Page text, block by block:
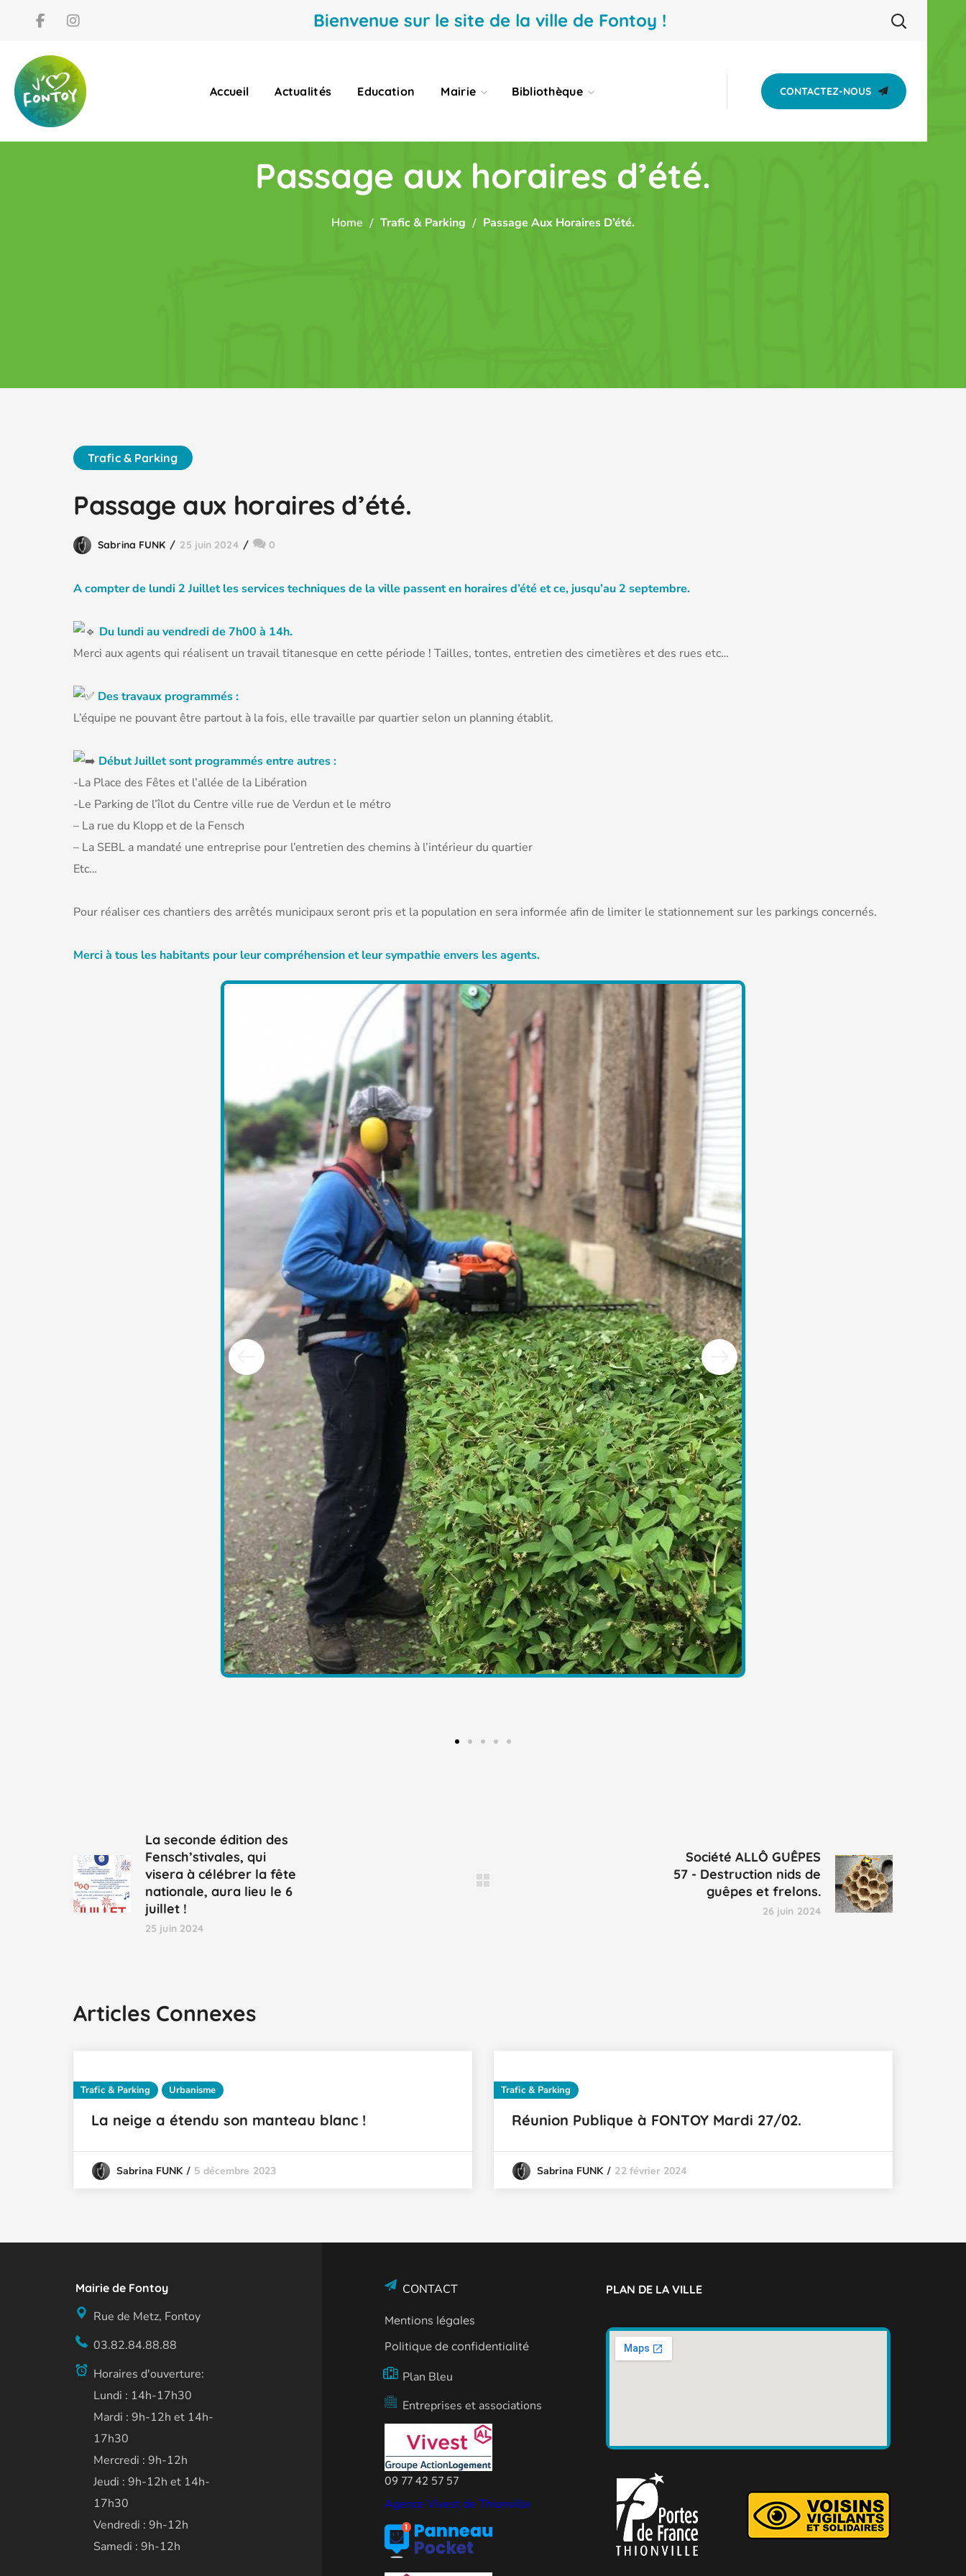
Bienvenue sur le site de la ville de Fontoy !
Accueil Actualités Education Mairie Bibliothèque CONTACTEZ-NOUS
Passage aux horaires d’été.
Home Trafic & Parking Passage Aux Horaires D’été.
Trafic & Parking
Passage aux horaires d’été.
Sabrina FUNK 25 juin 2024 0
A compter de lundi 2 Juillet les services techniques de la ville passent en horaires d’été et ce, jusqu’au 2 septembre.
Du lundi au vendredi de 7h00 à 14h.
Merci aux agents qui réalisent un travail titanesque en cette période ! Tailles, tontes, entretien des cimetières et des rues etc…
Des travaux programmés :
L’équipe ne pouvant être partout à la fois, elle travaille par quartier selon un planning établit.
Début Juillet sont programmés entre autres :
-La Place des Fêtes et l’allée de la Libération
-Le Parking de l’îlot du Centre ville rue de Verdun et le métro
– La rue du Klopp et de la Fensch
– La SEBL a mandaté une entreprise pour l’entretien des chemins à l’intérieur du quartier
Etc…
Pour réaliser ces chantiers des arrêtés municipaux seront pris et la population en sera informée afin de limiter le stationnement sur les parkings concernés.
Merci à tous les habitants pour leur compréhension et leur sympathie envers les agents.
La seconde édition des
Fensch’stivales, qui
visera à célébrer la fête
nationale, aura lieu le 6
juillet !
25 juin 2024
Société ALLÔ GUÊPES
57 - Destruction nids de
guêpes et frelons.
26 juin 2024
Articles Connexes
Trafic & Parking Urbanisme
La neige a étendu son manteau blanc !
Sabrina FUNK 5 décembre 2023
Trafic & Parking
Réunion Publique à FONTOY Mardi 27/02.
Sabrina FUNK 22 février 2024
Mairie de Fontoy
Rue de Metz, Fontoy
03.82.84.88.88
Horaires d'ouverture:
Lundi : 14h-17h30
Mardi : 9h-12h et 14h-
17h30
Mercredi : 9h-12h
Jeudi : 9h-12h et 14h-
17h30
Vendredi : 9h-12h
Samedi : 9h-12h
CONTACT
Mentions légales
Politique de confidentialité
Plan Bleu
Entreprises et associations
09 77 42 57 57
Agence Vivest de Thionville
PLAN DE LA VILLE